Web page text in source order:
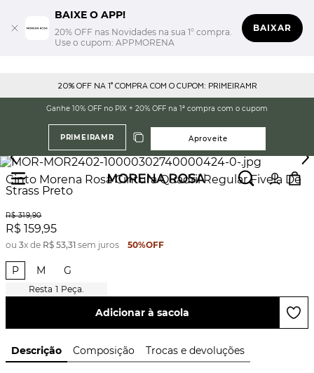
BAIXE O APP!
20% OFF nas Novidades na sua 1° compra.
Use o cupom: APPMORENA
BAIXAR
20% OFF NA 1° COMPRA COM O CUPOM: PRIMEIRAMR
Ganhe 10% OFF no PIX + 20% OFF na 1ª compra com o cupom
PRIMEIRAMR Aproveite
Cinto Morena Rosa Cintura Quadril Regular Fivela De
Strass Preto
R$ 319,90
R$ 159,95
ou 3x de R$ 53,31 sem juros 50%OFF
P M G
1 Peça.
Adicionar à sacola
Descrição Composição Trocas e devoluções